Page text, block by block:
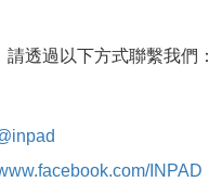
透過以下方式聯繫我們：
INPAD